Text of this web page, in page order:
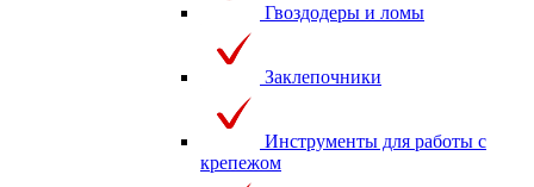
Гвоздодеры и ломы
Заклепочники
Инструменты для работы с
крепежом